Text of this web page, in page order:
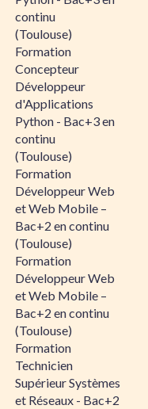
continu
(Toulouse)
Formation
Concepteur
Développeur
d'Applications
Python - Bac+3 en
continu
(Toulouse)
Formation
Développeur Web
et Web Mobile –
Bac+2 en continu
(Toulouse)
Formation
Développeur Web
et Web Mobile –
Bac+2 en continu
(Toulouse)
Formation
Technicien
Supérieur Systèmes
et Réseaux - Bac+2